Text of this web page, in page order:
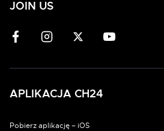
JOIN US
APLIKACJA CH24
Pobierz aplikację – iOS